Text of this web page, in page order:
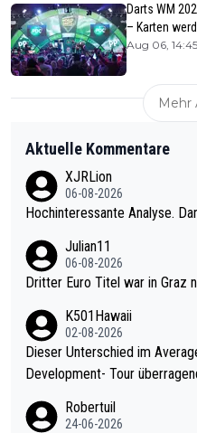
Darts WM
– Karten
Aug 06, 14:45
Mehr
Aktuelle Kommentare
XJRLion
06-08-2026
Hochinteressante Analyse.
Julian11
06-08-2026
Dritter Euro Titel war in Graz
K501Hawaii
02-08-2026
Dieser Unterschied im Average ist echt
Development- Tour
mal 40+ erst recht. Da gewinnst keinen Blumentopf - ist ja noc
Robertuil
24-06-2026